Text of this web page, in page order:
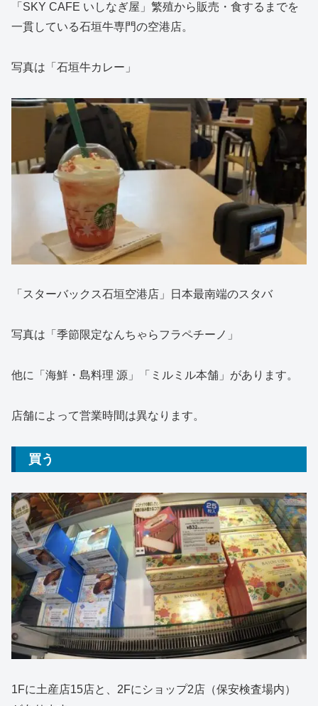
「SKY CAFE いしなぎ屋」繁殖から販売・食するまでを
一貫している石垣牛専門の空港店。
写真は「石垣牛カレー」
「スターバックス石垣空港店」日本最南端のスタバ
写真は「季節限定なんちゃらフラペチーノ」
他に「海鮮・島料理 源」「ミルミル本舗」があります。
店舗によって営業時間は異なります。
買う
1Fに土産店15店と、2Fにショップ2店（保安検査場内）